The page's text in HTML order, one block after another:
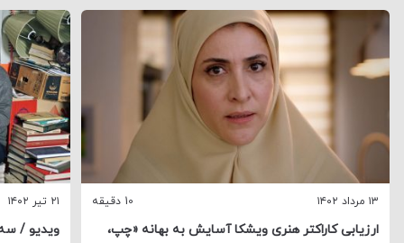
۱۳ مرداد ۱۴۰۲ 10 دقیقه
ارزیابی کاراکتر هنری ویشکا آسایش به بهانه «چپ،
۲۱ تیر ۱۴۰۲
ویدیو /